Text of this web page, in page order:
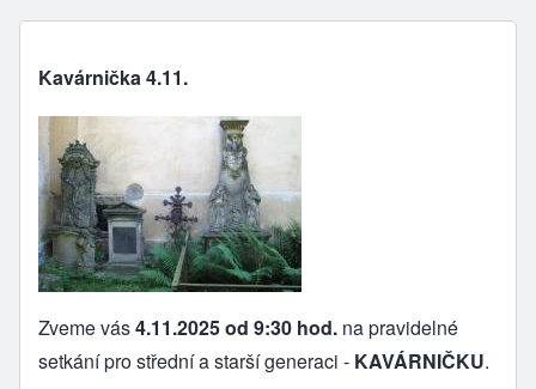
Kavárnička 4.11.
Zveme vás4.11.2025 od 9:30 hod. na pravidelné
setkání pro střední a starší generaci - KAVÁRNIČKU.